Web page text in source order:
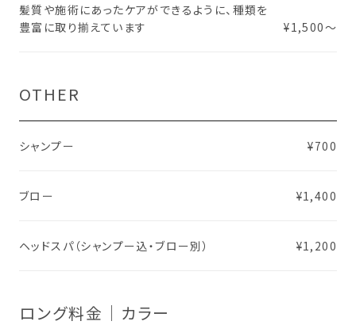
髪質や施術にあったケアができるように、種類を
豊富に取り揃えています
¥1,500〜
OTHER
シャンプー ¥700
ブロー ¥1,400
ヘッドスパ（シャンプー込・ブロー別） ¥1,200
ロング料金｜カラー